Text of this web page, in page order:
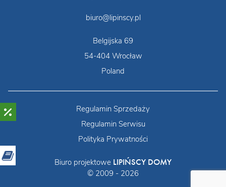
biuro@lipinscy.pl
Belgijska 69
54-404 Wrocław
Poland
Regulamin Sprzedaży
Regulamin Serwisu
Polityka Prywatności
Biuro projektowe LIPIŃSCY DOMY
© 2009 - 2026